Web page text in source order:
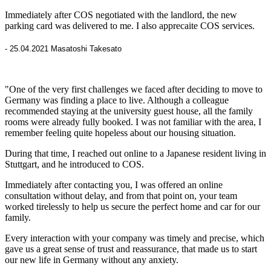
Immediately after COS negotiated with the landlord, the new
parking card was delivered to me. I also apprecaite COS services.
- 25.04.2021 Masatoshi Takesato
"One of the very first challenges we faced after deciding to move to
Germany was finding a place to live. Although a colleague
recommended staying at the university guest house, all the family
rooms were already fully booked. I was not familiar with the area, I
remember feeling quite hopeless about our housing situation.
During that time, I reached out online to a Japanese resident living in
Stuttgart, and he introduced to COS.
Immediately after contacting you, I was offered an online
consultation without delay, and from that point on, your team
worked tirelessly to help us secure the perfect home and car for our
family.
Every interaction with your company was timely and precise, which
gave us a great sense of trust and reassurance, that made us to start
our new life in Germany without any anxiety.